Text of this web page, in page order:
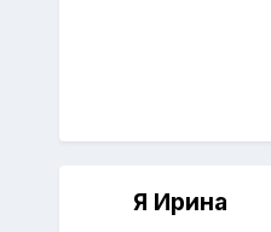
Я Ирина